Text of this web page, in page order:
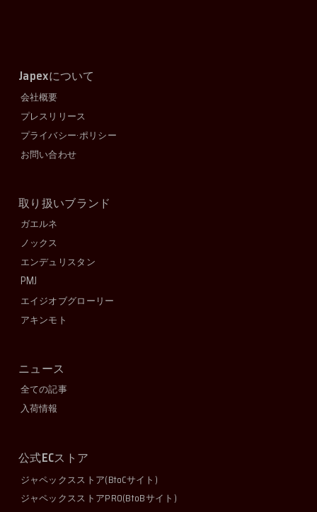
Japexについて
会社概要
プレスリリース
プライバシー·ポリシー
お問い合わせ
取り扱いブランド
ガエルネ
ノックス
エンデュリスタン
PMJ
エイジオブグローリー
アキンモト
ニュース
全ての記事
入荷情報
公式ECストア
ジャペックスストア(BtoCサイト)
ジャペックスストアPRO(BtoBサイト)